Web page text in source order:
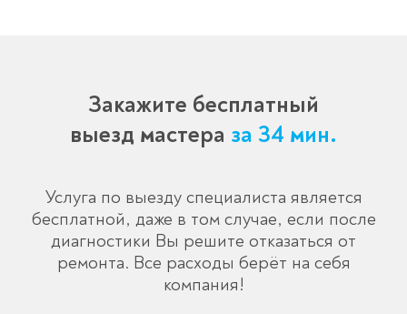
Закажите бесплатный
выезд мастера за 34 мин.
Услуга по выезду специалиста является
бесплатной, даже в том случае, если после
диагностики Вы решите отказаться от
ремонта. Все расходы берёт на себя
компания!